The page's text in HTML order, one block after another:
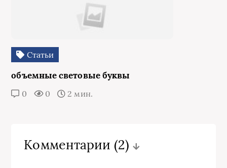
Статьи
объемные световые буквы
0 0 2 мин.
Комментарии (2)